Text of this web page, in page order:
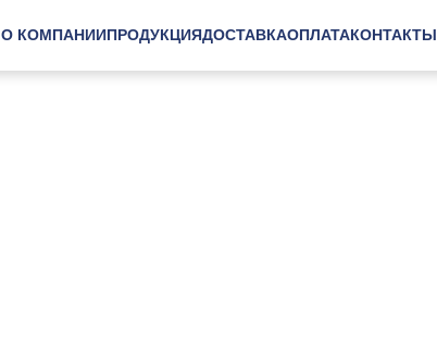
О КОМПАНИИПРОДУКЦИЯДОСТАВКАОПЛАТАКОНТАКТЫ